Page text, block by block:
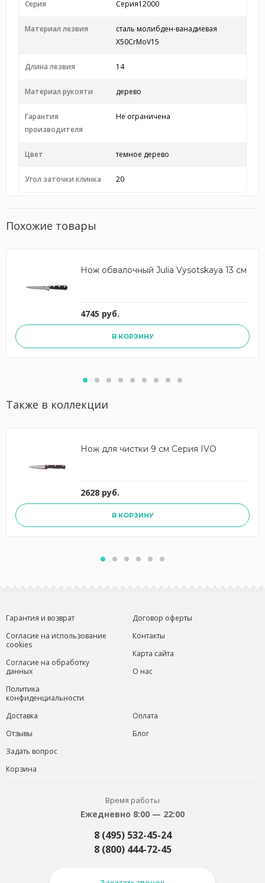
Серия Серия12000
Материал лезвия
сталь молибден-ванадиевая
X50CrMoV15
Длина лезвия 14
Материал рукояти дерево
Гарантия
производителя
Не ограничена
Цвет темное дерево
Угол заточки клинка 20
Похожие товары
Нож обвалочный Julia Vysotskaya 13 см
4745 руб.
В КОРЗИНУ
Также в коллекции
Нож для чистки 9 см Серия IVO
2628 руб.
В КОРЗИНУ
Гарантия и возврат
Согласие на использование
cookies
Согласие на обработку
данных
Политика
конфиденциальности
Договор оферты
Контакты
Карта сайта
О нас
Доставка
Отзывы
Задать вопрос
Корзина
Оплата
Блог
Время работы
Ежедневно 8:00 — 22:00
8 (495) 532-45-24
8 (800) 444-72-45